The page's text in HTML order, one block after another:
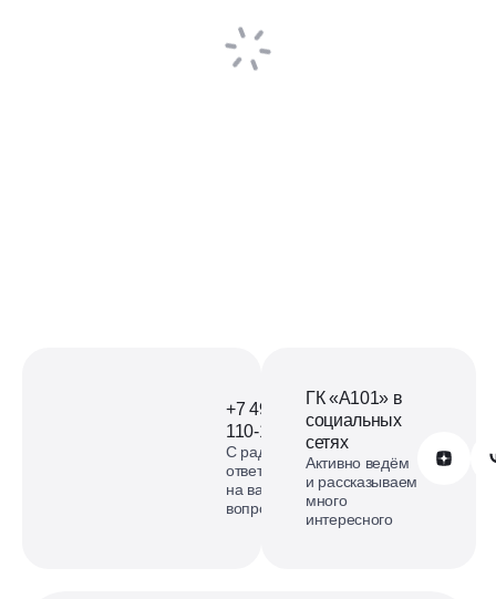
+7 499
110-18-73
С радостью
ответим
на ваши
вопросы
Обратиться в А101
ГК «А101» в
социальных
сетях
Активно ведём
и рассказываем
много
интересного